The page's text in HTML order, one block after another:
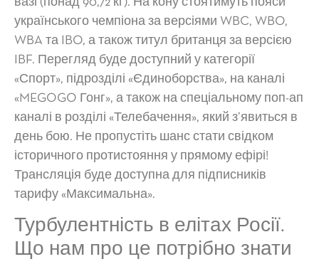
вазі (понад 90,72 кг). На кону стоятимуть пояси
українського чемпіона за версіями WBC, WBO,
WBA та IBO, а також титул британця за версією
IBF. Перегляд буде доступний у категорії
«Спорт», підрозділі «Єдиноборства», на каналі
«MEGOGO Гонг», а також на спеціальному поп-ап
каналі в розділі «Телебачення», який з’явиться в
день бою. Не пропустіть шанс стати свідком
історичного протистояння у прямому ефірі!
Трансляція буде доступна для підписників
тарифу «Максимальна».
Турбулентність в елітах Росії.
Що нам про це потрібно знати